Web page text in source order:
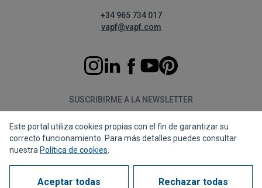
+34 965 734 017
vapf@vapf.com
SUSCRIBIRME A LA NEWSLETTER
Suscribirme
Este portal utiliza cookies propias con el fin de garantizar su
correcto funcionamiento. Para más detalles puedes consultar
nuestra Política de cookies
Aceptar todas Rechazar todas